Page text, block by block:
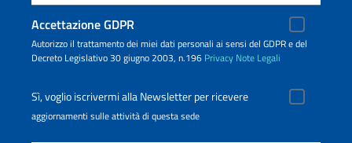
Accettazione GDPR
Autorizzo il trattamento dei miei dati personali ai sensi del GDPR e del
Decreto Legislativo 30 giugno 2003, n.196 Privacy Note Legali
Sì, voglio iscrivermi alla Newsletter per ricevere
aggiornamenti sulle attività di questa sede